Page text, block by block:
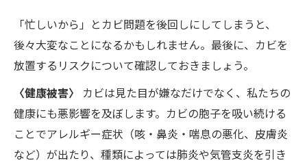
「忙しいから」とカビ問題を後回しにしてしまうと、
後々大変なことになるかもしれません。最後に、カビを
放置するリスクについて確認しておきましょう。
〈健康被害〉
カビは見た目が嫌なだけでなく、私たちの
健康にも悪影響を及ぼします。カビの胞子を吸い続ける
ことでアレルギー症状（咳・鼻炎・喘息の悪化、皮膚炎
など）が出たり、種類によっては肺炎や気管支炎を引き